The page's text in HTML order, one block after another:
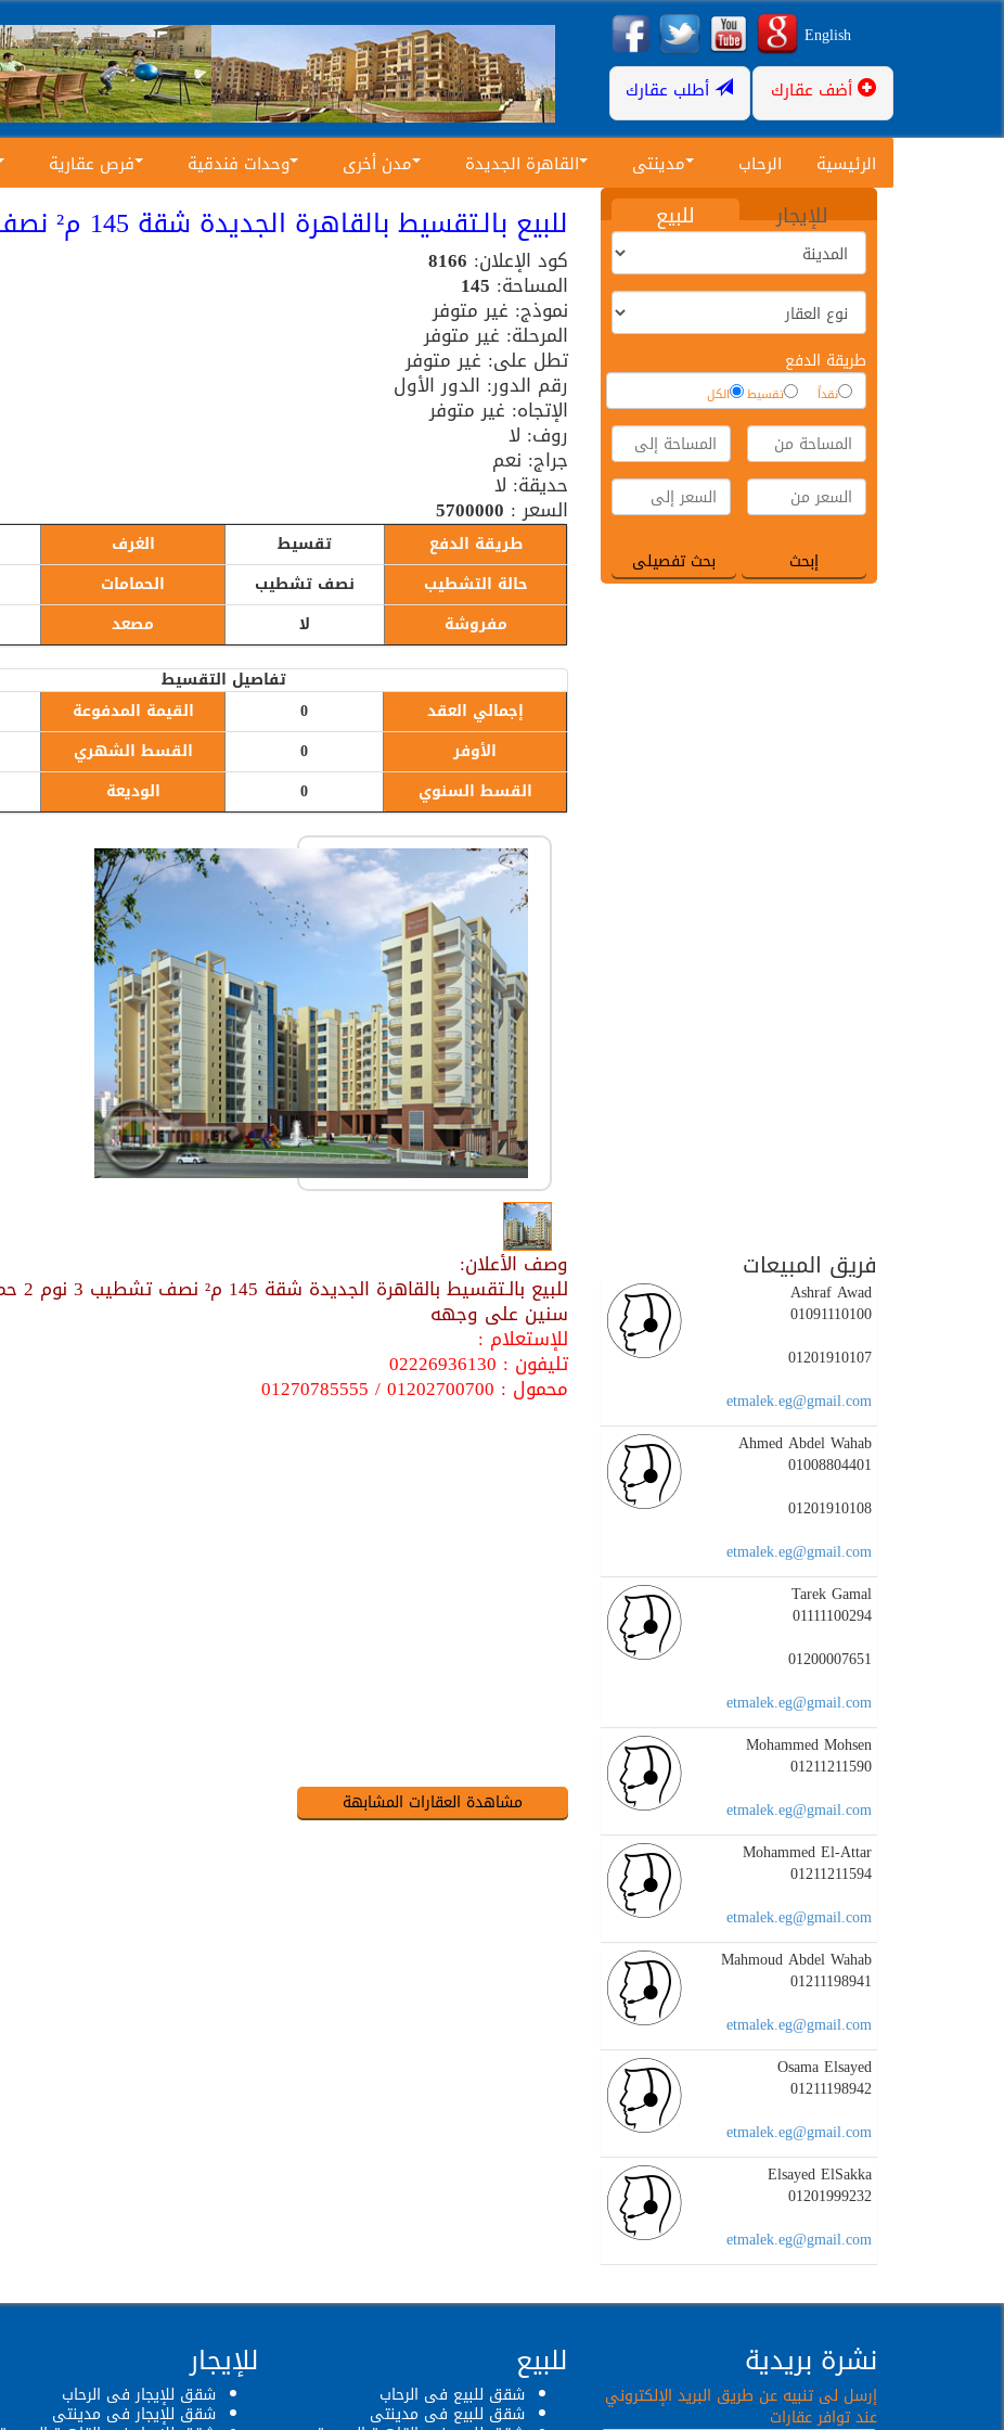
English
أضف عقارك أطلب عقارك
الرئيسية الرحاب مدينتى القاهرة الجديدة مدن أخرى وحدات فندقية فرص عقارية
للبيع للإيجار
طريقة الدفع
نقداً تقسيط الكل
للبيع بالـتقسيط بالقاهرة الجديدة شقة 145 م² نصف تشطيب
كود الإعلان: 8166
المساحة: 145
نموذج: غير متوفر
المرحلة: غير متوفر
تطل على: غير متوفر
رقم الدور: الدور الأول
الإتجاه: غير متوفر
روف: لا
جراج: نعم
حديقة: لا
السعر : 5700000
طريقة الدفع تقسيط الغرف
حالة التشطيب
نصف تشطيب الحمامات
مفروشة
لا مصعد
تفاصيل التقسيط
إجمالي العقد
0 القيمة المدفوعة
الأوفر
0 القسط الشهري
القسط السنوي
0 الوديعة
فريق المبيعات
Ashraf Awad
01091110100
01201910107
etmalek.eg@gmail.com
Ahmed Abdel Wahab
01008804401
01201910108
etmalek.eg@gmail.com
Tarek Gamal
01111100294
01200007651
etmalek.eg@gmail.com
Mohammed Mohsen
01211211590
etmalek.eg@gmail.com
Mohammed El-Attar
01211211594
etmalek.eg@gmail.com
Mahmoud Abdel Wahab
01211198941
etmalek.eg@gmail.com
Osama Elsayed
01211198942
etmalek.eg@gmail.com
Elsayed ElSakka
01201999232
etmalek.eg@gmail.com
وصف الأعلان:
سنين على وجهه
للإستعلام :
تليفون : 02226936130
محمول : 01202700700 / 01270785555
نشرة بريدية
إرسل لى تنبيه عن طريق البريد الإلكتروني
عند توافر عقارات
للبيع
شقق للبيع فى الرحاب
شقق للبيع فى مدينتى
للإيجار
شقق للإيجار فى الرحاب
شقق للإيجار فى مدينتى